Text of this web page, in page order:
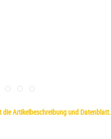
Artikelbeschreibung und Datenblatt.